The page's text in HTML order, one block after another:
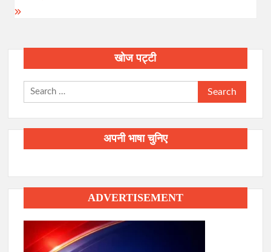
खोज पट्टी
Search
for:
अपनी भाषा चुनिए
ADVERTISEMENT